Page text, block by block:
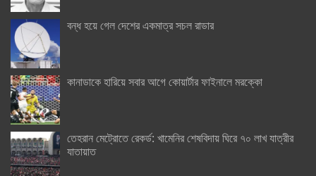
বন্ধ হয়ে গেল দেশের একমাত্র সচল রাডার
কানাডাকে হারিয়ে সবার আগে কোয়ার্টার ফাইনালে মরক্কো
তেহরান মেট্রোতে রেকর্ড: খামেনির শেষবিদায় ঘিরে ৭০ লাখ যাত্রীর
যাতায়াত